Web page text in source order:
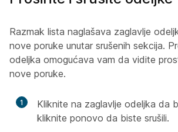
Razmak lista naglašava zaglavlje
nove poruke unutar srušenih sekcija.
odeljka omogućava vam da vidite
nove poruke.
1
Kliknite na zaglavlje odeljka da
kliknite ponovo da biste srušili.